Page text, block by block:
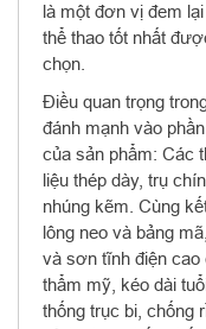
là một đơn vị đem
thể thao tốt nhất
chọn.
Điều quan trọng
đánh mạnh vào
của sản phẩm: Các
liệu thép dày, trụ
nhúng kẽm. Cùng
lông neo và bảng
và sơn tĩnh điện
thẩm mỹ, kéo dài
thống trục bi, chống